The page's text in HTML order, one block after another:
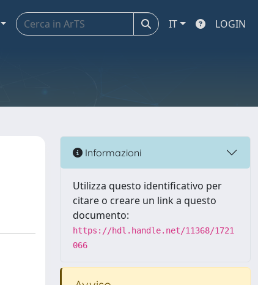
IT LOGIN
Informazioni
Utilizza questo identificativo per
citare o creare un link a questo
documento:
https://hdl.handle.net/11368/1721
066